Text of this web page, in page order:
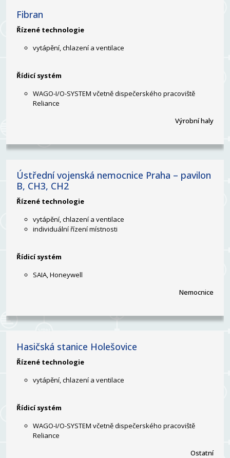
Fibran
Řízené technologie
vytápění, chlazení a ventilace
Řídicí systém
WAGO-I/O-SYSTEM včetně dispečerského pracoviště
Reliance
Výrobní haly
Ústřední vojenská nemocnice Praha – pavilon
B, CH3, CH2
Řízené technologie
vytápění, chlazení a ventilace
individuální řízení místnosti
Řídicí systém
SAIA, Honeywell
Nemocnice
Hasičská stanice Holešovice
Řízené technologie
vytápění, chlazení a ventilace
Řídicí systém
WAGO-I/O-SYSTEM včetně dispečerského pracoviště
Reliance
Ostatní